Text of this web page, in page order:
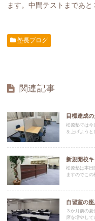
ます。中間テストまであと
塾長ブログ
関連記事
目標達成
松原塾では今
を上げようと
新規開校
松原塾は本日
ますのでこ
自習室の
３か月前の
席を増やし